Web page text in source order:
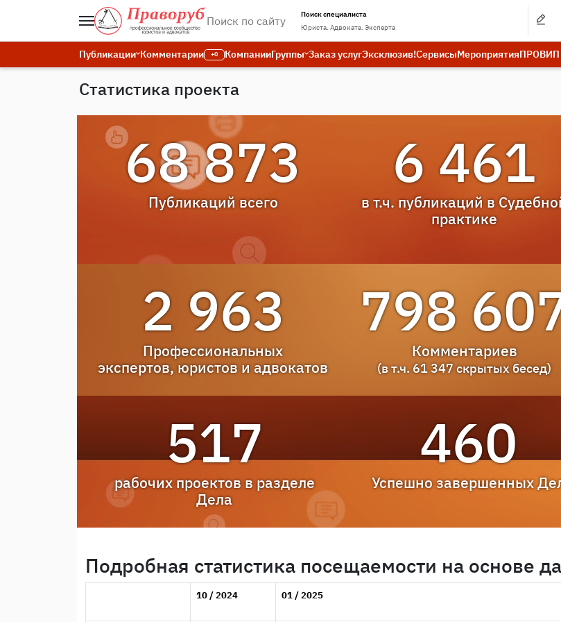
Поиск специалиста
Юриста. Адвоката. Эксперта
Публикации Комментарии +0 КомпанииГруппы Заказ услугЭксклюзив!СервисыМероприятияПРОВИП
Статистика проекта
68 873
Публикаций всего
6 461
в т.ч. публикаций в
практике
2 963
Профессиональных
экспертов, юристов и адвокатов
798
Комментариев
(в т.ч. 61 347 скрытых бесед)
517
рабочих проектов в разделе
Дела
460
Успешно завершенных
Подробная статистика посещаемости на основе
10 / 2024 01 / 2025